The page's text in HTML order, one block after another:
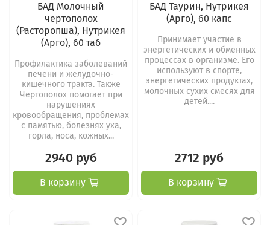
БАД Молочный
чертополох
(Расторопша), Нутрикея
(Арго), 60 таб
Профилактика заболеваний
печени и желудочно-
кишечного тракта. Также
Чертополох помогает при
нарушениях
кровообращения, проблемах
с памятью, болезнях уха,
горла, носа, кожных...
2940 руб
В корзину
БАД Таурин, Нутрикея
(Арго), 60 капс
Принимает участие в
энергетических и обменных
процессах в организме. Его
используют в спорте,
энергетических продуктах,
молочных сухих смесях для
детей....
2712 руб
В корзину